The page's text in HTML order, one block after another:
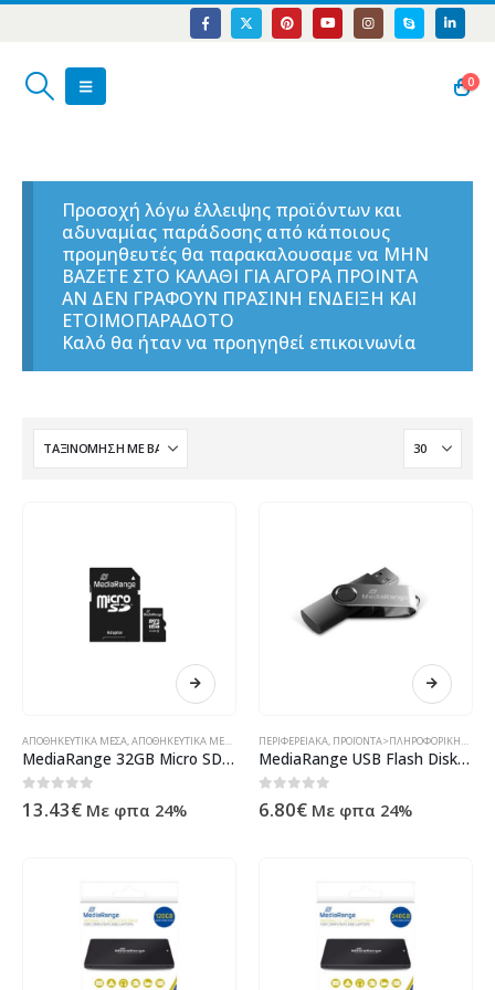
0
Προσοχή λόγω έλλειψης προϊόντων και
αδυναμίας παράδοσης από κάποιους
προμηθευτές θα παρακαλουσαμε να ΜΗΝ
ΒΑΖΕΤΕ ΣΤΟ ΚΑΛΑΘΙ ΓΙΑ ΑΓΟΡΑ ΠΡΟΙΝΤΑ
ΑΝ ΔΕΝ ΓΡΑΦΟΥΝ ΠΡΑΣΙΝΗ ΕΝΔΕΙΞΗ ΚΑΙ
ΕΤΟΙΜΟΠΑΡΑΔΟΤΟ
Καλό θα ήταν να προηγηθεί επικοινωνία
ΑΠΟΘΗΚΕΥΤΙΚΆ ΜΈΣΑ ΑΠΟΘΗΚΕΥΤΙΚΆ ΜΈΣΑ ΠΕΡΙΦΕΡΕΙΑΚΆ,ΠΛΗΡΟΦΟΡΙΚΉ
MediaRange 32GB Micro SDHC Card Class 10 w/SD adaptor
0 out of 5
13.43€ Με φπα 24%
ΠΕΡΙΦΕΡΕΙΑΚΆ ΠΡΟΪΌΝΤΑ>ΠΛΗΡΟΦΟΡΙΚΉ>ΠΕΡΙΦΕΡΕΙΑΚΆ>ΑΠΟΘΗΚΕΥΤΙΚΆ ΜΈΣΑ
MediaRange USB Flash Disk 8GB ( 06067 )
0out of 5
6.80€ Με φπα 24%